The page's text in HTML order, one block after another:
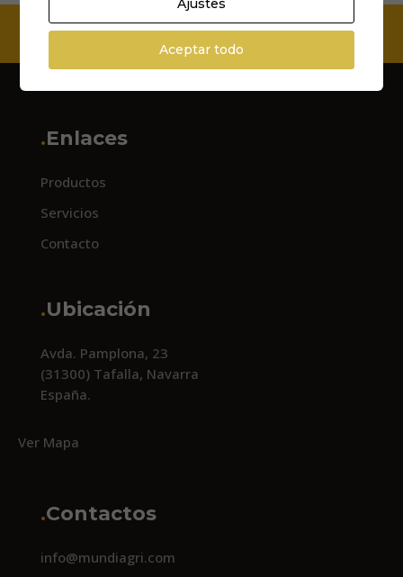
.Enlaces
Productos
Servicios
Contacto
.Ubicación
Avda. Pamplona, 23
(31300) Tafalla, Navarra
España.
Ver Mapa
.Contactos
info@mundiagri.com
Aceptar todo